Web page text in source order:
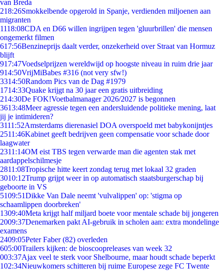
van Breda
218:26Smokkelbende opgerold in Spanje, verdienden miljoenen aan
migranten
1118:08CDA en D66 willen ingrijpen tegen 'gluurbrillen' die mensen
ongemerkt filmen
617:56Benzineprijs daalt verder, onzekerheid over Straat van Hormuz
blijft
917:47Voedselprijzen wereldwijd op hoogste niveau in ruim drie jaar
914:50VrijMiBabes #316 (not very sfw!)
3314:50Random Pics van de Dag #1979
1714:33Quake krijgt na 30 jaar een gratis uitbreiding
214:30De FOK!Voetbalmanager 2026/2027 is begonnen
3613:48Meer agressie tegen een andersluidende politieke mening, laat
jij je intimideren?
3111:52Amsterdams dierenasiel DOA overspoeld met babykonijntjes
2511:46Kabinet geeft bedrijven geen compensatie voor schade door
laagwater
2311:14OM eist TBS tegen verwarde man die agenten stak met
aardappelschilmesje
2811:08Tropische hitte keert zondag terug met lokaal 32 graden
3010:12Trump grijpt weer in op automatisch staatsburgerschap bij
geboorte in VS
5109:51Dikke Van Dale neemt 'vulvalippen' op: 'stigma op
schaamlippen doorbreken'
1309:40Meta krijgt half miljard boete voor mentale schade bij jongeren
2009:37Denemarken pakt AI-gebruik in scholen aan: extra mondelinge
examens
2409:05Peter Faber (82) overleden
605:00Trailers kijken: de bioscoopreleases van week 32
003:37Ajax veel te sterk voor Shelbourne, maar houdt schade beperkt
102:34Nieuwkomers schitteren bij ruime Europese zege FC Twente